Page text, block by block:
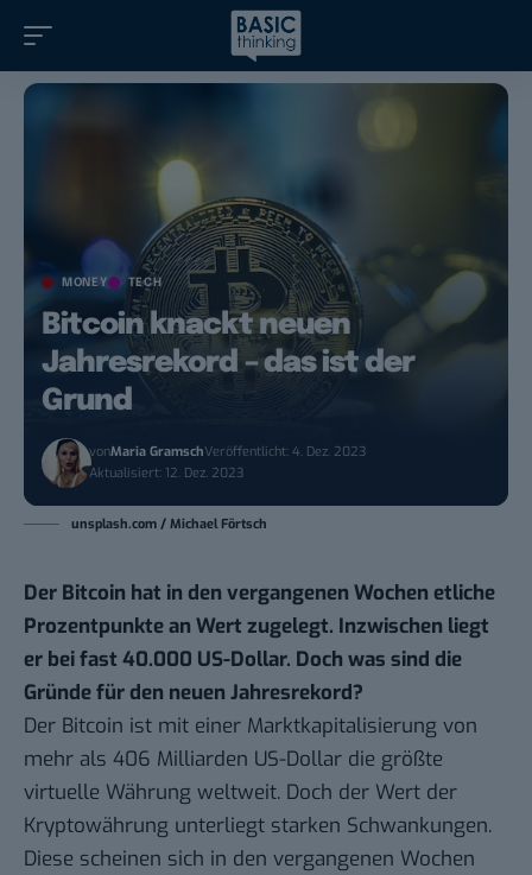
MONEY TECH
Bitcoin knackt neuen
Jahresrekord – das ist der
Grund
vonMaria GramschVeröffentlicht: 4. Dez. 2023
Aktualisiert: 12. Dez. 2023
unsplash.com / Michael Förtsch
Der Bitcoin hat in den vergangenen Wochen etliche
Prozentpunkte an Wert zugelegt. Inzwischen liegt
er bei fast 40.000 US-Dollar. Doch was sind die
Gründe für den neuen Jahresrekord?
Der Bitcoin ist mit einer Marktkapitalisierung von
mehr als 406 Milliarden US-Dollar die größte
virtuelle Währung weltweit. Doch der Wert der
Kryptowährung unterliegt starken Schwankungen.
Diese scheinen sich in den vergangenen Wochen